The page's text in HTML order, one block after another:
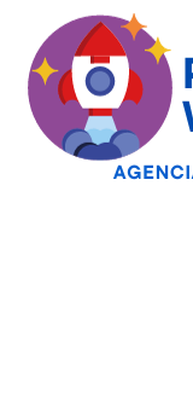
Optimiza tu web
para las AI
Google
Overviews y los
LLMs